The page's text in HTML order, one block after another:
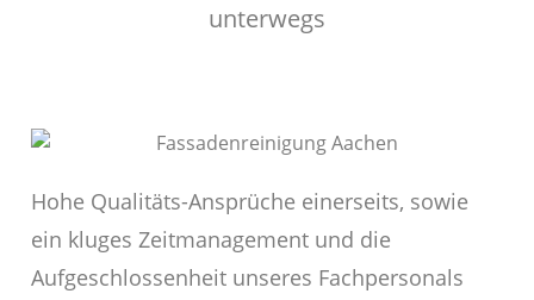
unterwegs
Hohe Qualitäts-Ansprüche einerseits, sowie
ein kluges Zeitmanagement und die
Aufgeschlossenheit unseres Fachpersonals